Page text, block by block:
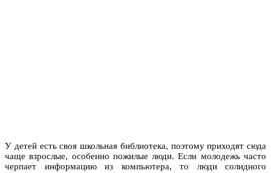
У детей есть своя школьная библиотека, поэтому приходят сюда
чаще взрослые, особенно пожилые люди. Если молодежь часто
черпает информацию из компьютера, то люди солидного